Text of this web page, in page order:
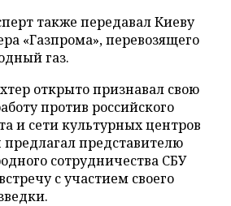
также передавал Киеву
«Газпрома», перевозящего
газ.
открыто признавал свою
против российского
и сети культурных центров
представителю
сотрудничества СБУ
с участием своего